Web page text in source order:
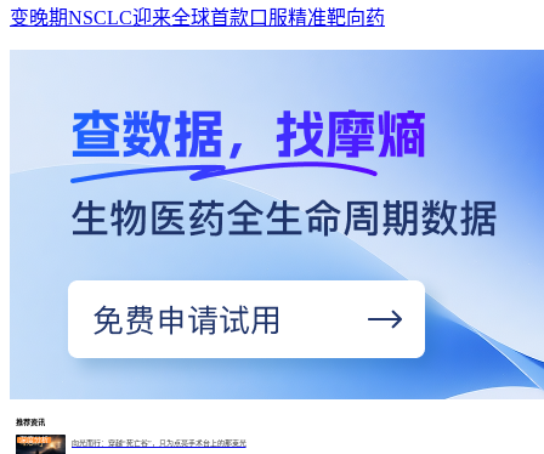
变晚期NSCLC迎来全球首款口服精准靶向药
推荐资讯
深度分析
向光而行：穿越“死亡谷”，只为点亮手术台上的那束光